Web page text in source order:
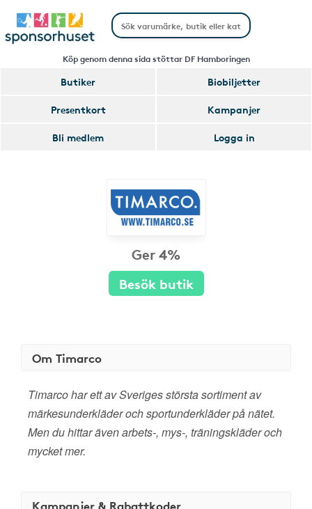
Köp genom denna sida stöttar DF Hamboringen
Butiker
Biobiljetter
Presentkort
Kampanjer
Bli medlem
Logga in
Ger 4%
Besök butik
Om Timarco
Timarco har ett av Sveriges största sortiment av
märkesunderkläder och sportunderkläder på nätet.
Men du hittar även arbets-, mys-, träningskläder och
mycket mer.
Kampanjer & Rabattkoder